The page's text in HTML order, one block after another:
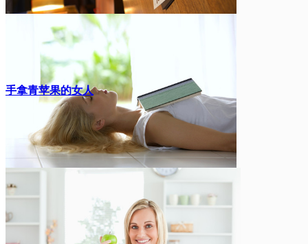
手拿青苹果的女人